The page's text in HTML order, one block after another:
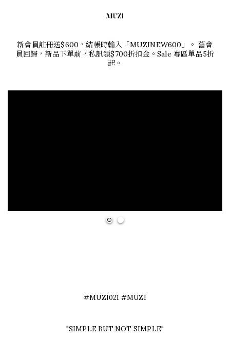
新會員註冊送$600，結帳時輸入「MUZINEW600」。 舊會
員回歸，新品下單前，私訊領$700折扣金 。Sale 專區單品5折
起。
#MUZI021 #MUZI
"SIMPLE BUT NOT SIMPLE"